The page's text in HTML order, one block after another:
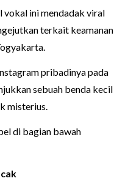
vokal ini mendadak viral
terkait keamanan
pribadinya pada
sebuah benda kecil
misterius.
di bagian bawah